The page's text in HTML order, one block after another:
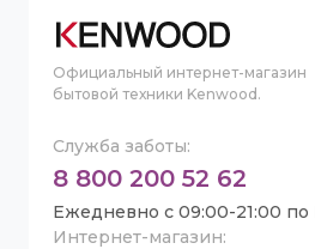
Официальный интернет-магазин
бытовой техники Kenwood.
Служба заботы:
8 800 200 52 62
Ежедневно с 09:00-21:00
Интернет-магазин: